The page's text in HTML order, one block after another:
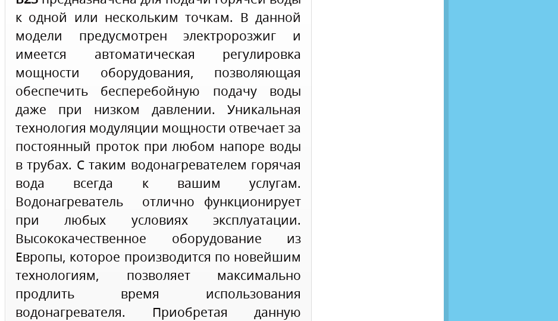
к одной или нескольким точкам. В данной
модели предусмотрен электророзжиг и
имеется автоматическая регулировка
мощности оборудования, позволяющая
обеспечить бесперебойную подачу воды
даже при низком давлении. Уникальная
технология модуляции мощности отвечает за
постоянный проток при любом напоре воды
в трубах. С таким водонагревателем горячая
вода всегда к вашим услугам.
Водонагреватель отлично функционирует
при любых условиях эксплуатации.
Высококачественное оборудование из
Европы, которое производится по новейшим
технологиям, позволяет максимально
продлить время использования
водонагревателя. Приобретая данную